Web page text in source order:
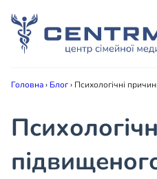
Головна› Блог› Психологічні
підвищеного